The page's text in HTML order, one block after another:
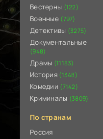
Вестерны (122)
Военные (797)
Детективы (3275)
Документальные
(948)
Драмы (11183)
История (1348)
Комедии (7142)
Криминалы (3809)
По странам
Россия